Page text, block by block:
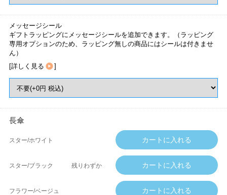
メッセージシール
ギフトラッピングにメッセージシールを追加できます。（ラッピング
専用オプションのため、ラッピング無しの商品にはシールは付きませ
ん）
[詳しく見る ]
長傘
スター/ホワイト
スター/ブラック 残りわずか
フラワー/ベージュ